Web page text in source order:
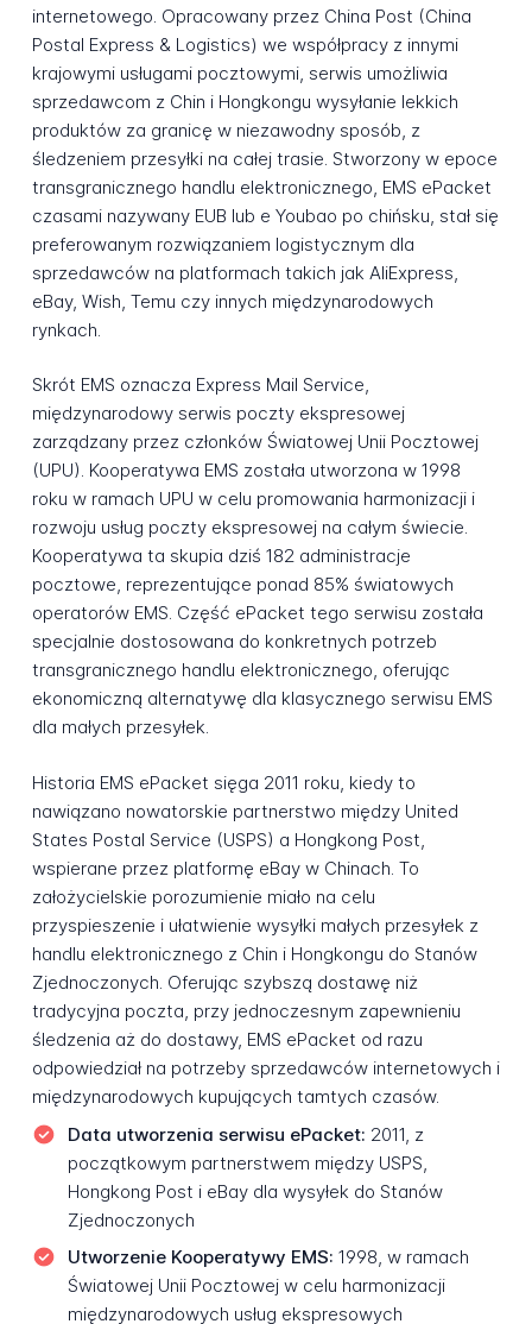
internetowego. Opracowany przez China Post (China
Postal Express & Logistics) we współpracy z innymi
krajowymi usługami pocztowymi, serwis umożliwia
sprzedawcom z Chin i Hongkongu wysyłanie lekkich
produktów za granicę w niezawodny sposób, z
śledzeniem przesyłki na całej trasie. Stworzony w epoce
transgranicznego handlu elektronicznego, EMS ePacket
czasami nazywany EUB lub e Youbao po chińsku, stał się
preferowanym rozwiązaniem logistycznym dla
sprzedawców na platformach takich jak AliExpress,
eBay, Wish, Temu czy innych międzynarodowych
rynkach.
Skrót EMS oznacza Express Mail Service,
międzynarodowy serwis poczty ekspresowej
zarządzany przez członków Światowej Unii Pocztowej
(UPU). Kooperatywa EMS została utworzona w 1998
roku w ramach UPU w celu promowania harmonizacji i
rozwoju usług poczty ekspresowej na całym świecie.
Kooperatywa ta skupia dziś 182 administracje
pocztowe, reprezentujące ponad 85% światowych
operatorów EMS. Część ePacket tego serwisu została
specjalnie dostosowana do konkretnych potrzeb
transgranicznego handlu elektronicznego, oferując
ekonomiczną alternatywę dla klasycznego serwisu EMS
dla małych przesyłek.
Historia EMS ePacket sięga 2011 roku, kiedy to
nawiązano nowatorskie partnerstwo między United
States Postal Service (USPS) a Hongkong Post,
wspierane przez platformę eBay w Chinach. To
założycielskie porozumienie miało na celu
przyspieszenie i ułatwienie wysyłki małych przesyłek z
handlu elektronicznego z Chin i Hongkongu do Stanów
Zjednoczonych. Oferując szybszą dostawę niż
tradycyjna poczta, przy jednoczesnym zapewnieniu
śledzenia aż do dostawy, EMS ePacket od razu
odpowiedział na potrzeby sprzedawców internetowych i
międzynarodowych kupujących tamtych czasów.
Data utworzenia serwisu ePacket: 2011, z
początkowym partnerstwem między USPS,
Hongkong Post i eBay dla wysyłek do Stanów
Zjednoczonych
Utworzenie Kooperatywy EMS: 1998, w ramach
Światowej Unii Pocztowej w celu harmonizacji
międzynarodowych usług ekspresowych